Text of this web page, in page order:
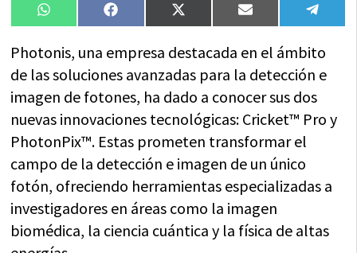
Compartir
en
WhatsAppCompartir
en
FacebookCompartir
en
X
(Twitter)
Compartir
en
Email
en
Photonis, una empresa destacada en el ámbito
de las soluciones avanzadas para la detección e
imagen de fotones, ha dado a conocer sus dos
nuevas innovaciones tecnológicas: Cricket™ Pro y
PhotonPix™. Estas prometen transformar el
campo de la detección e imagen de un único
fotón, ofreciendo herramientas especializadas a
investigadores en áreas como la imagen
biomédica, la ciencia cuántica y la física de altas